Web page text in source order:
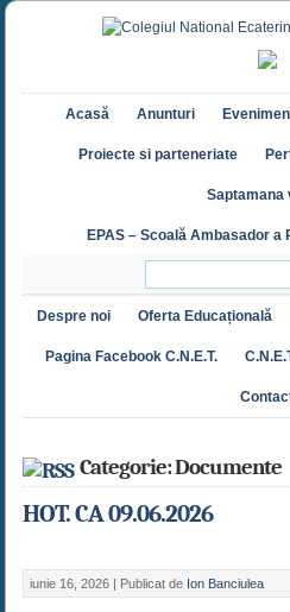
Acasă Anunturi
Proiecte si parteneriate
Saptamana
EPAS – Scoală Ambasador
Despre noi Oferta Educațională
Pagina Facebook C.N.E.T.
Categorie: Documente
HOT. CA 09.06.2026
iunie 16, 2026 | Publicat de Ion Banciulea